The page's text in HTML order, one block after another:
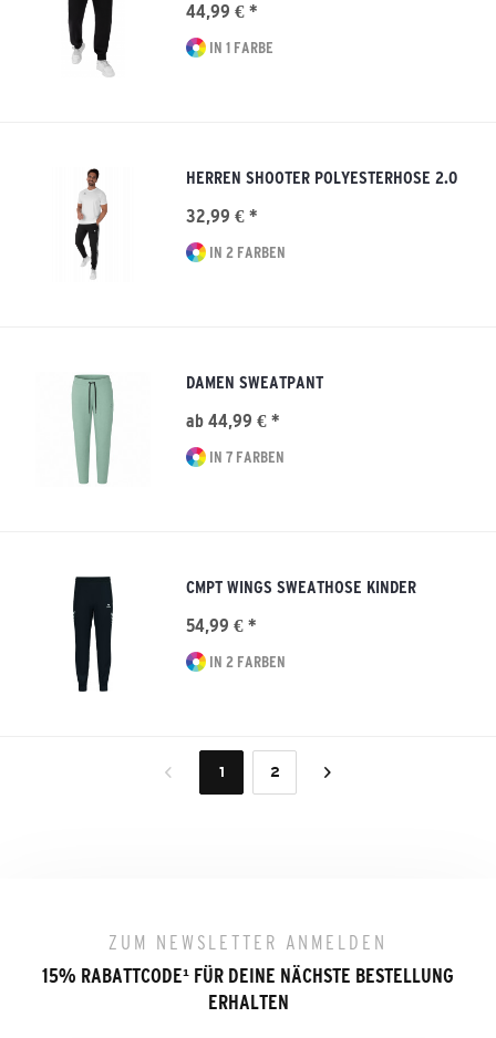
44,99 € *
IN 1 FARBE
HERREN SHOOTER POLYESTERHOSE 2.0
32,99 € *
IN 2 FARBEN
DAMEN SWEATPANT
ab 44,99 € *
IN 7 FARBEN
CMPT WINGS SWEATHOSE KINDER
54,99 € *
IN 2 FARBEN
1 2
ZUM NEWSLETTER ANMELDEN
15% RABATTCODE¹ FÜR DEINE NÄCHSTE BESTELLUNG
ERHALTEN